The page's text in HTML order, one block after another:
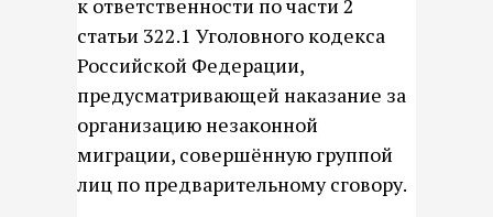
к ответственности по части 2
статьи 322.1 Уголовного кодекса
Российской Федерации,
предусматривающей наказание за
организацию незаконной
миграции, совершённую группой
лиц по предварительному сговору.